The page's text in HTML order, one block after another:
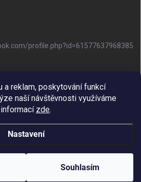
a reklam, poskytování funkcí
naší návštěvnosti využíváme
zde.
Nastavení
Souhlasím
profile.php?id=61577637968385
Vytvořil Shoptet
nastavení cookies